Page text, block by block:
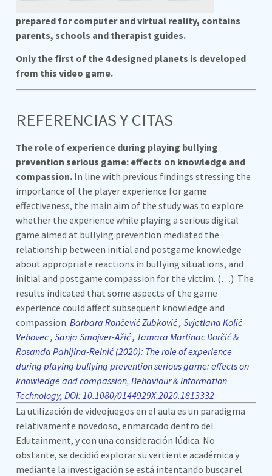
prepared for computer and virtual reality, contains
parents, schools and therapist guides.
Only the first of the 4 designed planets is developed
from this video game.
REFERENCIAS Y CITAS
The role of experience during playing bullying
prevention serious game: effects on knowledge and
compassion. In line with previous findings stressing the
importance of the player experience for game
effectiveness, the main aim of the study was to explore
whether the experience while playing a serious digital
game aimed at bullying prevention mediated the
relationship between initial and postgame knowledge
about appropriate reactions in bullying situations, and
initial and postgame compassion for the victim. (…) The
results indicated that some aspects of the game
experience could affect subsequent knowledge and
compassion. Barbara Rončević Zubković , Svjetlana Kolić-
Vehovec , Sanja Smojver-Ažić , Tamara Martinac Dorčić &
Rosanda Pahljina-Reinić (2020): The role of experience
during playing bullying prevention serious game: effects on
knowledge and compassion, Behaviour & Information
Technology, DOI: 10.1080/0144929X.2020.1813332
La utilización de videojuegos en el aula es un paradigma
relativamente novedoso, enmarcado dentro del
Edutainment, y con una consideración lúdica. No
obstante, se decidió explorar su vertiente académica y
mediante la investigación se está intentando buscar el